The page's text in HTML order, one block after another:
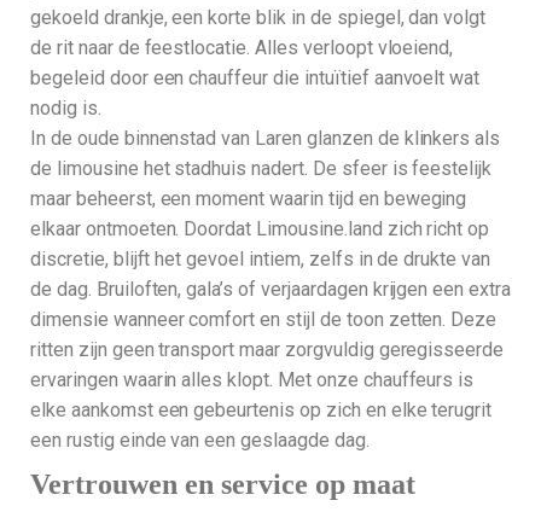
gekoeld drankje, een korte blik in de spiegel, dan volgt
de rit naar de feestlocatie. Alles verloopt vloeiend,
begeleid door een chauffeur die intuïtief aanvoelt wat
nodig is.
In de oude binnenstad van Laren glanzen de klinkers als
de limousine het stadhuis nadert. De sfeer is feestelijk
maar beheerst, een moment waarin tijd en beweging
elkaar ontmoeten. Doordat Limousine.land zich richt op
discretie, blijft het gevoel intiem, zelfs in de drukte van
de dag. Bruiloften, gala’s of verjaardagen krijgen een extra
dimensie wanneer comfort en stijl de toon zetten. Deze
ritten zijn geen transport maar zorgvuldig geregisseerde
ervaringen waarin alles klopt. Met onze chauffeurs is
elke aankomst een gebeurtenis op zich en elke terugrit
een rustig einde van een geslaagde dag.
Vertrouwen en service op maat